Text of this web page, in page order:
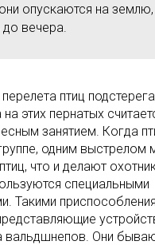
опускаются на
вечера.
птиц
этих пернатых
занятием. Когда
одним выстрелом
что и делают
специальными
Такими
вальдшнепов. Они